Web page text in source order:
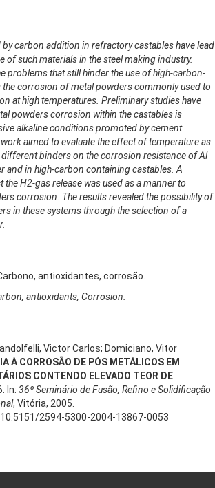
carbon addition in refractory castables have lead
of such materials in the steel making industry.
problems that still hinder the use of high-carbon-
corrosion of metal powders commonly used to
at high temperatures. Preliminary studies have
powders corrosion within the castables is
alkaline conditions promoted by cement
aimed to evaluate the effect of temperature as
different binders on the corrosion resistance of Al
and in high-carbon containing castables. A
the H2-gas release was used as a manner to
corrosion. The results revealed the possibility of
in these systems through the selection of a
antioxidantes, corrosão.
antioxidants, Corrosion.
Victor Carlos; Domiciano, Vitor
À CORROSÃO DE PÓS METÁLICOS EM
CONTENDO ELEVADO TEOR DE
In: 36º Seminário de Fusão, Refino e Solidificação
, Vitória, 2005.
10.5151/2594-5300-2004-13867-0053